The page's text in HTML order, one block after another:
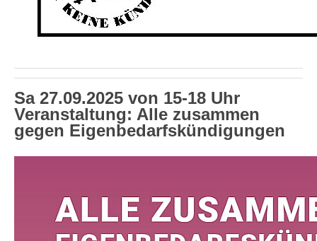
Sa 27.09.2025 von 15-18 Uhr
Veranstaltung: Alle zusammen
gegen Eigenbedarfskündigungen